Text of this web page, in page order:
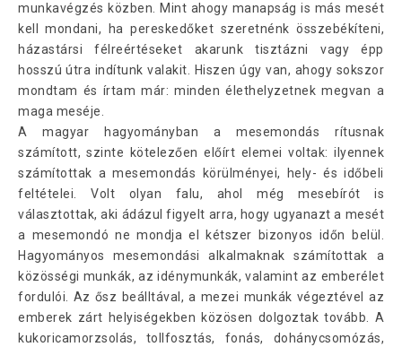
munkavégzés közben. Mint ahogy manapság is más mesét
kell mondani, ha pereskedőket szeretnénk összebékíteni,
házastársi félreértéseket akarunk tisztázni vagy épp
hosszú útra indítunk valakit. Hiszen úgy van, ahogy sokszor
mondtam és írtam már: minden élethelyzetnek megvan a
maga meséje.
A magyar hagyományban a mesemondás rítusnak
számított, szinte kötelezően előírt elemei voltak: ilyennek
számítottak a mesemondás körülményei, hely- és időbeli
feltételei. Volt olyan falu, ahol még mesebírót is
választottak, aki ádázul figyelt arra, hogy ugyanazt a mesét
a mesemondó ne mondja el kétszer bizonyos időn belül.
Hagyományos mesemondási alkalmaknak számítottak a
közösségi munkák, az idénymunkák, valamint az emberélet
fordulói. Az ősz beálltával, a mezei munkák végeztével az
emberek zárt helyiségekben közösen dolgoztak tovább. A
kukoricamorzsolás, tollfosztás, fonás, dohánycsomózás,